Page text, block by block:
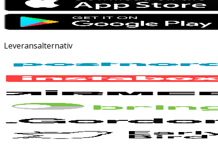
Leveransalternativ